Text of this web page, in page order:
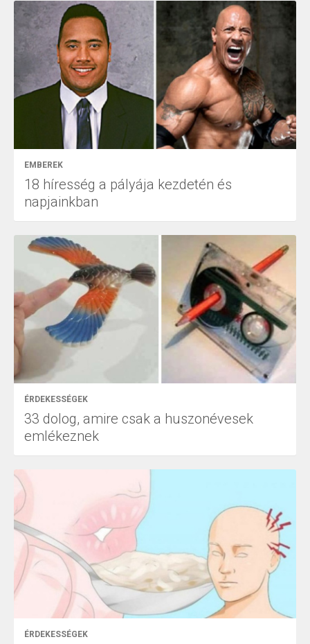
EMBEREK
18 híresség a pályája kezdetén és
napjainkban
ÉRDEKESSÉGEK
33 dolog, amire csak a huszonévesek
emlékeznek
ÉRDEKESSÉGEK